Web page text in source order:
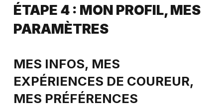
ÉTAPE 4 : MON PROFIL, MES
PARAMÈTRES
MES INFOS, MES
EXPÉRIENCES DE COUREUR,
MES PRÉFÉRENCES